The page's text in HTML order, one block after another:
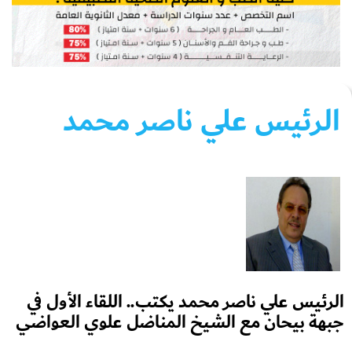
الرئيس علي ناصر محمد
الرئيس علي ناصر محمد يكتب.. اللقاء الأول في
جبهة بيحان مع الشيخ المناضل علوي العواضي